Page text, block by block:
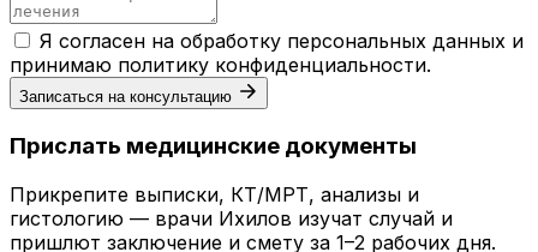
Я согласен на обработку персональных данных и
принимаю политику конфиденциальности.
Записаться на консультацию
Прислать медицинские документы
Прикрепите выписки, КТ/МРТ, анализы и
гистологию — врачи Ихилов изучат случай и
пришлют заключение и смету за 1–2 рабочих дня.